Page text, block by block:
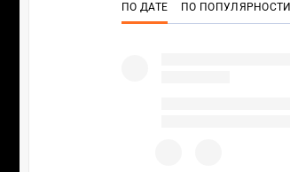
ПО ДАТЕ ПО ПОПУЛЯРНОСТИ